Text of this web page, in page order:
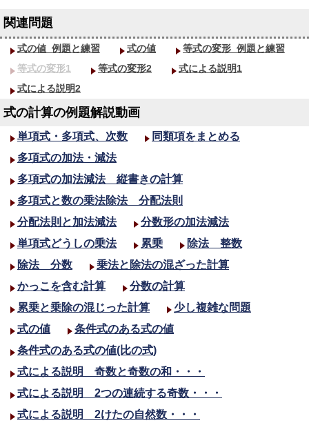
式の値_ 例題と練習 式の値 等式の変形_ 例題と練習
等式の変形1
等式の変形2
式による説明1
式による説明2
式の計算の例題解説動画
単項式・多項式、次数
同類項をまとめる
多項式の加法・減法
多項式の加法減法 縦書きの計算
多項式と数の乗法除法 分配法則
分配法則と加法減法
分数形の加法減法
単項式どうしの乗法
累乗
除法 整数
除法 分数
乗法と除法の混ざった計算
かっこを含む計算
分数の計算
累乗と乗除の混じった計算
少し複雑な問題
式の値
条件式のある式の値
条件式のある式の値(比の式)
式による説明 奇数と奇数の和・・・
式による説明 2つの連続する奇数・・・
式による説明 2けたの自然数・・・